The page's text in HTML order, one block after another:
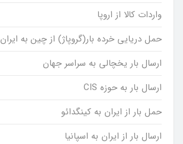
واردات کالا از اروپا
حمل دریایی خرده بار(گروپاژ) از چین به ایران
ارسال بار یخچالی به سراسر جهان
ارسال بار به حوزه CIS
حمل بار از ایران به کینگدائو
ارسال بار از ایران به اسپانیا